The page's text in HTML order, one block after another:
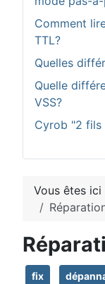
Comment
TTL?
Quelles
Quelle
VSS?
Cyrob "2 fils
Vous êtes ici
fix